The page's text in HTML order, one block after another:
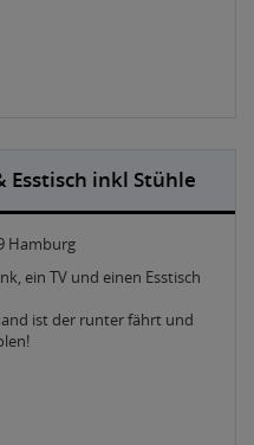
Esstisch inkl Stühle
Hamburg
ein TV und einen Esstisch
ist der runter fährt und